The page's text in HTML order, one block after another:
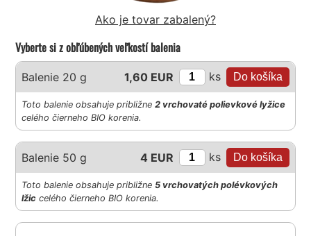
Ako je tovar zabalený?
Vyberte si z obľúbených veľkostí balenia
Balenie 20 g 1,60 EUR ks
Toto balenie obsahuje približne2 vrchovaté polievkové lyžice
celého čierneho BIO korenia.
Balenie 50 g 4 EUR ks
Toto balenie obsahuje približne5 vrchovatých polévkových
lžic celého čierneho BIO korenia.